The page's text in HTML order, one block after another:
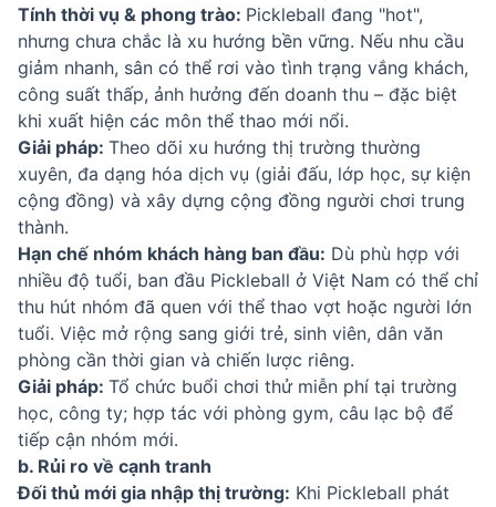
Tính thời vụ & phong trào: Pickleball đang "hot",
nhưng chưa chắc là xu hướng bền vững. Nếu nhu cầu
giảm nhanh, sân có thể rơi vào tình trạng vắng khách,
công suất thấp, ảnh hưởng đến doanh thu – đặc biệt
khi xuất hiện các môn thể thao mới nổi.
Giải pháp: Theo dõi xu hướng thị trường thường
xuyên, đa dạng hóa dịch vụ (giải đấu, lớp học, sự kiện
cộng đồng) và xây dựng cộng đồng người chơi trung
thành.
Hạn chế nhóm khách hàng ban đầu: Dù phù hợp với
nhiều độ tuổi, ban đầu Pickleball ở Việt Nam có thể chỉ
thu hút nhóm đã quen với thể thao vợt hoặc người lớn
tuổi. Việc mở rộng sang giới trẻ, sinh viên, dân văn
phòng cần thời gian và chiến lược riêng.
Giải pháp: Tổ chức buổi chơi thử miễn phí tại trường
học, công ty; hợp tác với phòng gym, câu lạc bộ để
tiếp cận nhóm mới.
b. Rủi ro về cạnh tranh
Đối thủ mới gia nhập thị trường: Khi Pickleball phát